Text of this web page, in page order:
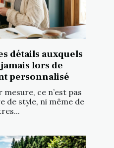
détails auxquels
lors de
personnalisé
ce n’est pas
de style, ni même de